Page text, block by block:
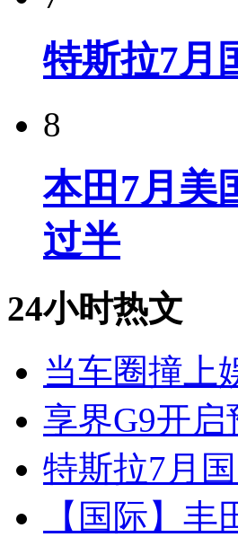
特斯拉7月
8
本田7月美
过半
24小时热文
当车圈撞上
享界G9开启
特斯拉7月
【国际】